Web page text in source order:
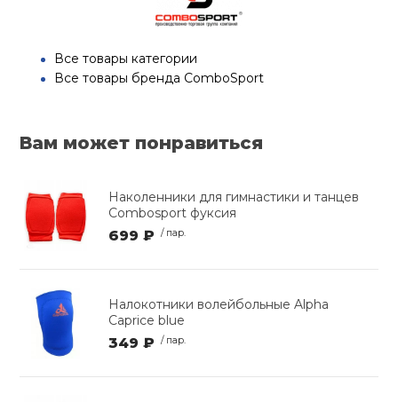
Все товары категории
Все товары бренда ComboSport
Вам может понравиться
Наколенники для гимнастики и танцев
Combosport фуксия
699 ₽ / пар.
Налокотники волейбольные Alpha
Caprice blue
349 ₽ / пар.